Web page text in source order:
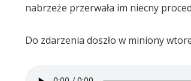
nabrzeże przerwała im niecny
Do zdarzenia doszło w miniony